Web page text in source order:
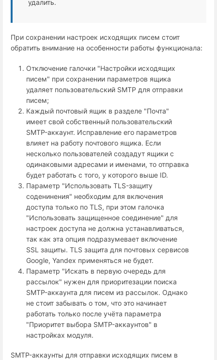
удалить.
При сохранении настроек исходящих писем стоит
обратить внимание на особенности работы функционала:
Отключение галочки "Настройки исходящих
писем" при сохранении параметров ящика
удаляет пользовательский SMTP для отправки
писем;
Каждый почтовый ящик в разделе "Почта"
имеет свой собственный пользовательский
SMTP-аккаунт. Исправление его параметров
влияет на работу почтового ящика. Если
несколько пользователей создадут ящики с
одинаковыми адресами и именами, то отправка
будет работать с того, у которого выше ID.
Параметр "Использовать TLS-защиту
соденинения" необходим для включения
доступа только по TLS, при этом галочка
"Использовать защищенное соединение" для
настроек доступа не должна устанавливаться,
так как эта опция подразумевает включение
SSL защиты. TLS защита для почтовых сервисов
Google, Yandex применяться не будет.
Параметр "Искать в первую очередь для
рассылок" нужен для приоритезации поиска
SMTP-аккаунта для писем из рассылок. Однако
не стоит забывать о том, что это начинает
работать только после учёта параметра
"Приоритет выбора SMTP-аккаунтов" в
настройках модуля.
SMTP-аккаунты для отправки исходящих писем в